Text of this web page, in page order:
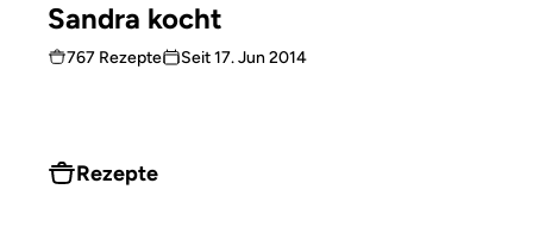
Sandra kocht
767 Rezepte Seit17. Jun 2014
Rezepte